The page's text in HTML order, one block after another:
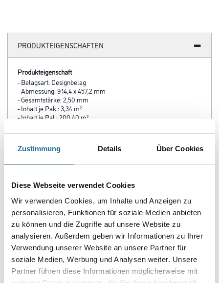
Zustimmung Details Über Cookies
Diese Webseite verwendet Cookies
Wir verwenden Cookies, um Inhalte und Anzeigen zu
personalisieren, Funktionen für soziale Medien anbieten
zu können und die Zugriffe auf unsere Website zu
analysieren. Außerdem geben wir Informationen zu Ihrer
Verwendung unserer Website an unsere Partner für
soziale Medien, Werbung und Analysen weiter. Unsere
Partner führen diese Informationen möglicherweise mit
PRODUKTEIGENSCHAFTEN
Produkteigenschaft
- Belagsart: Designbelag
- Abmessung: 914,4 x 457,2 mm
- Gesamtstärke: 2,50 mm
- Inhalt je Pak.: 3,34 m²
- Inhalt je Pal.: 200,40 m²
- Nutzschicht: 0,55 mm
- Nutzungsklasse: 23 / 33 / 42
- Fußbodenheizung: geeignet, max. 27 °C
ZUSATZINFOS
GEFAHRENHINWEISE